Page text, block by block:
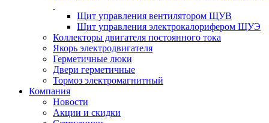
Щит управления вентилятором ЩУВ
Щит управления электрокалорифером ЩУЭ
Коллекторы двигателя постоянного тока
Якорь электродвигателя
Герметичные люки
Двери герметичные
Тормоз электромагнитный
Компания
Новости
Акции и скидки